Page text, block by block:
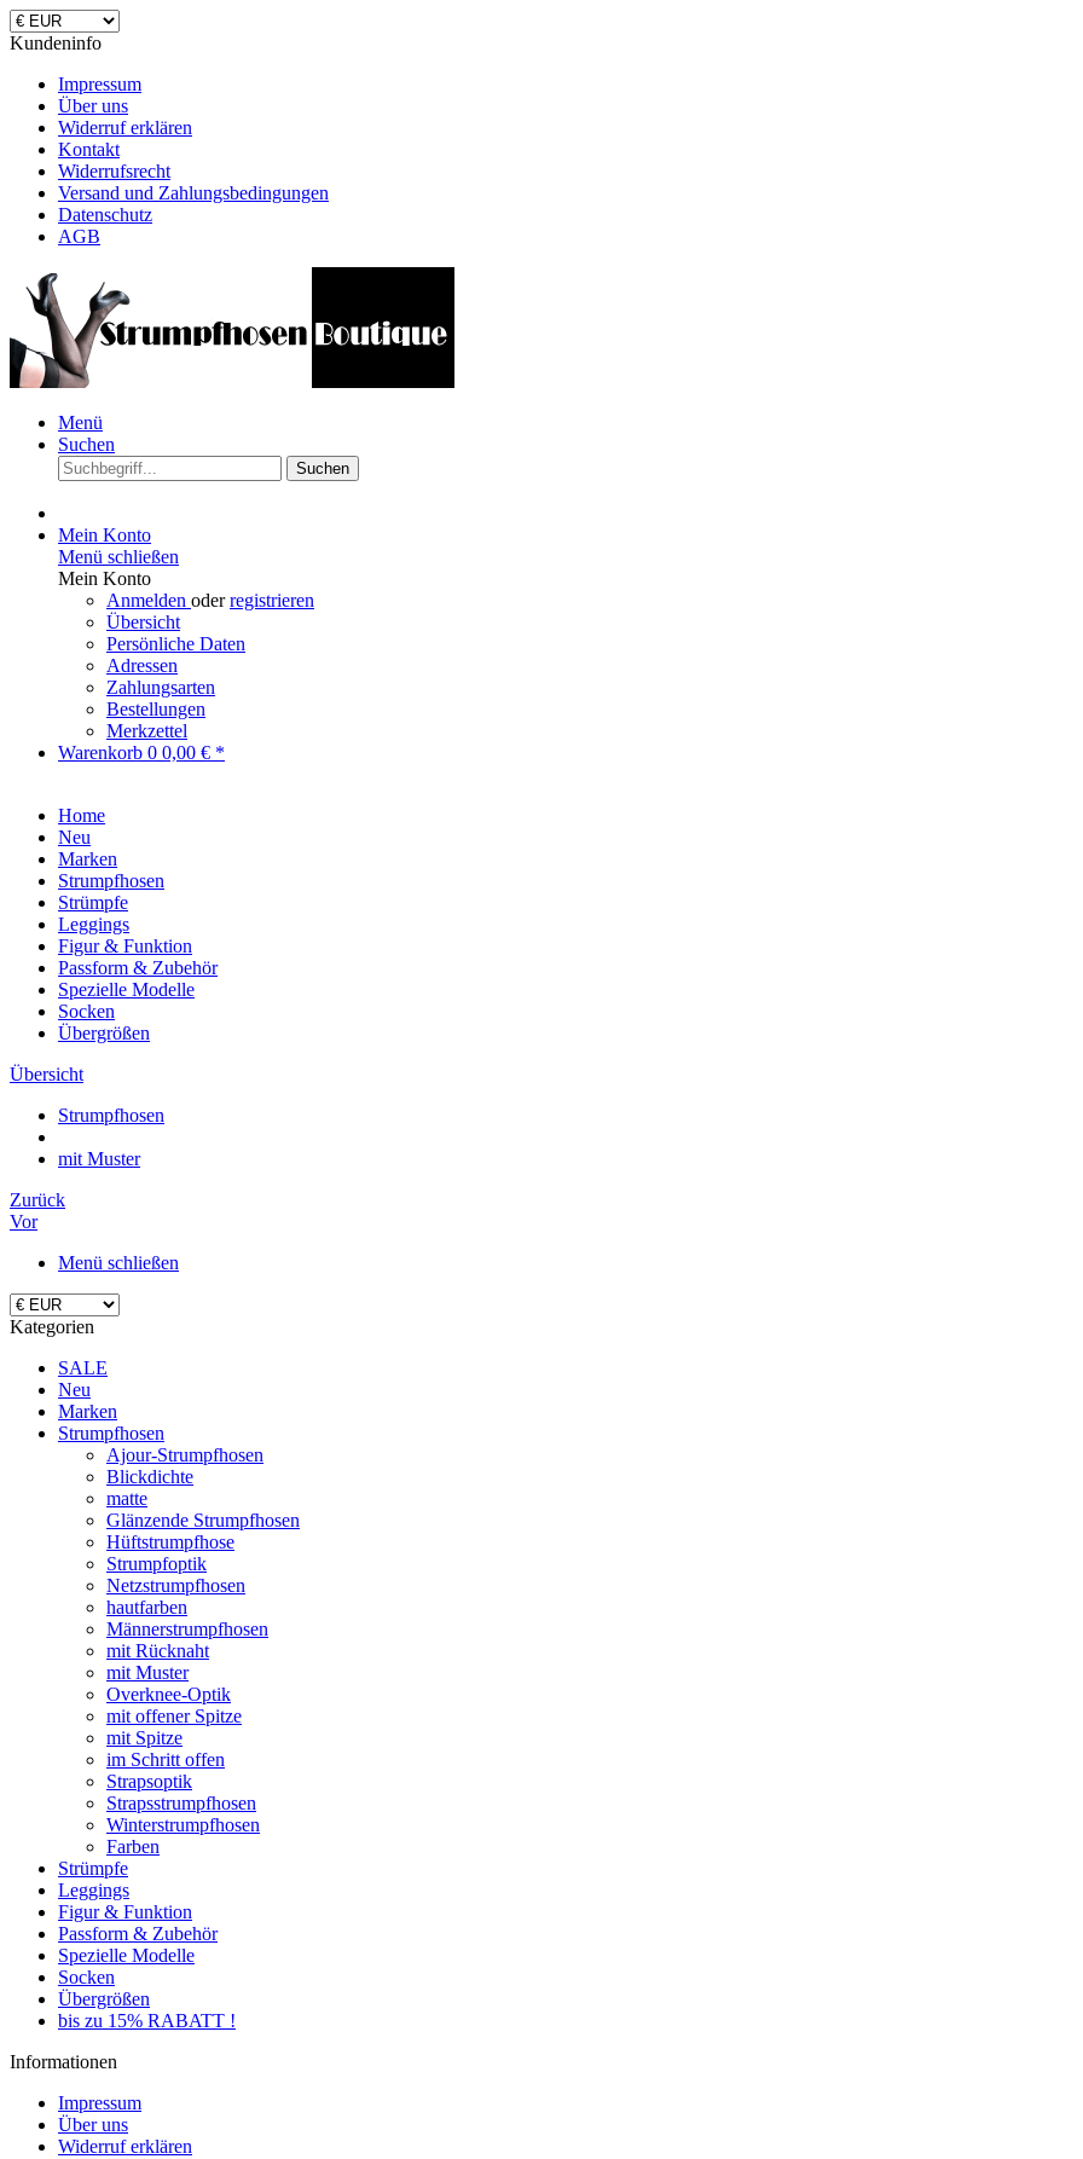
Kundeninfo
Impressum
Über uns
Widerruf erklären
Kontakt
Widerrufsrecht
Versand und Zahlungsbedingungen
Datenschutz
AGB
Menü
Suchen
Suchen
Mein Konto
Menü schließen
Mein Konto
Anmelden oderregistrieren
Übersicht
Persönliche Daten
Adressen
Zahlungsarten
Bestellungen
Merkzettel
Warenkorb 0 0,00 € *
Home
Neu
Marken
Strumpfhosen
Strümpfe
Leggings
Figur & Funktion
Passform & Zubehör
Spezielle Modelle
Socken
Übergrößen
Übersicht
Strumpfhosen
mit Muster
Zurück
Vor
Menü schließen
Kategorien
SALE
Neu
Marken
Strumpfhosen
Ajour-Strumpfhosen
Blickdichte
matte
Glänzende Strumpfhosen
Hüftstrumpfhose
Strumpfoptik
Netzstrumpfhosen
hautfarben
Männerstrumpfhosen
mit Rücknaht
mit Muster
Overknee-Optik
mit offener Spitze
mit Spitze
im Schritt offen
Strapsoptik
Strapsstrumpfhosen
Winterstrumpfhosen
Farben
Strümpfe
Leggings
Figur & Funktion
Passform & Zubehör
Spezielle Modelle
Socken
Übergrößen
bis zu 15% RABATT !
Informationen
Impressum
Über uns
Widerruf erklären